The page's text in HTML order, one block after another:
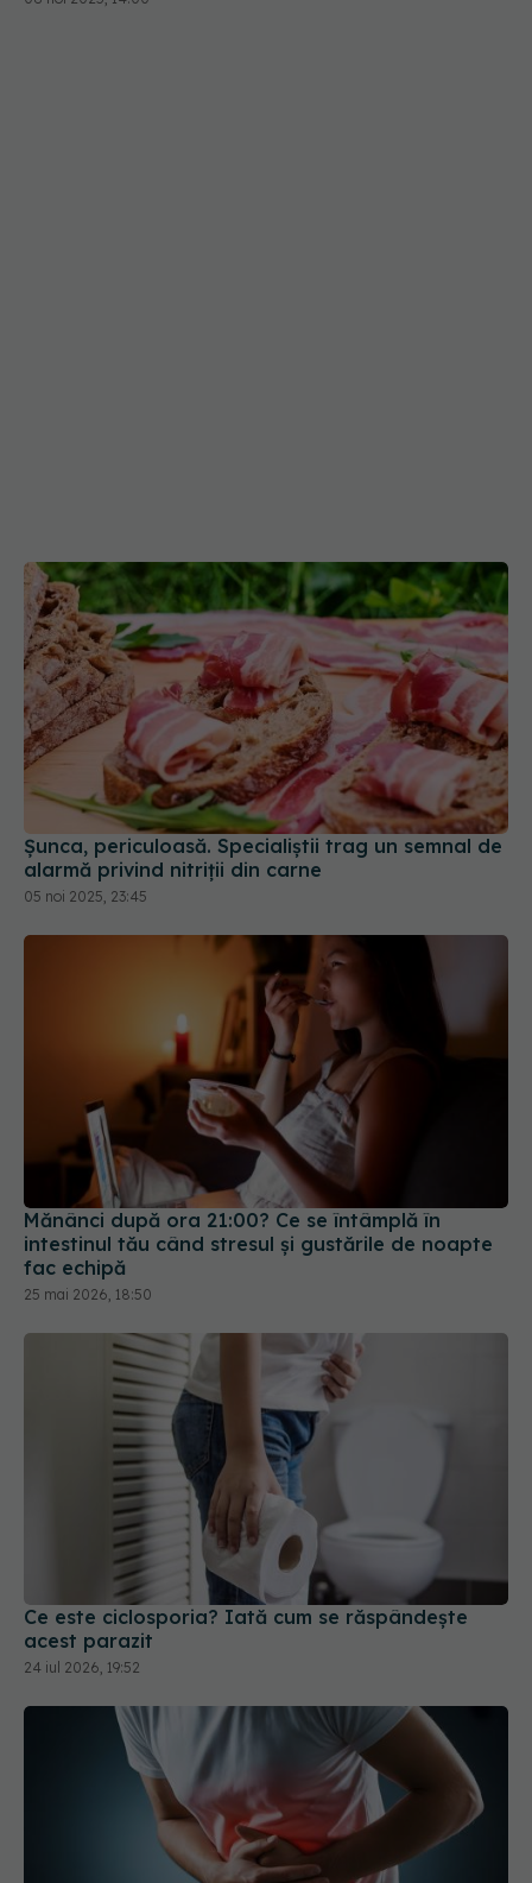
Șunca, periculoasă. Specialiștii trag un semnal de
alarmă privind nitriții din carne
05 noi 2025, 23:45
Mănânci după ora 21:00? Ce se întâmplă în
intestinul tău când stresul și gustările de noapte
fac echipă
25 mai 2026, 18:50
Ce este ciclosporia? Iată cum se răspândește
acest parazit
24 iul 2026, 19:52